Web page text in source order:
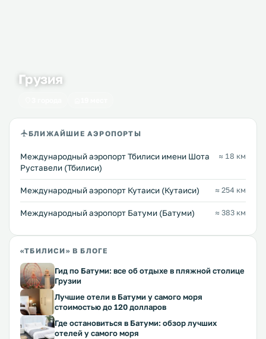
Грузия
БЛИЖАЙШИЕ АЭРОПОРТЫ
Международный аэропорт Тбилиси имени Шота
Руставели (Тбилиси)
≈ 18 км
Международный аэропорт Кутаиси (Кутаиси) ≈ 254 км
Международный аэропорт Батуми (Батуми) ≈ 383 км
«ТБИЛИСИ» В БЛОГЕ
Гид по Батуми: все об отдыхе в пляжной столице
Грузии
Лучшие отели в Батуми у самого моря
стоимостью до 120 долларов
Где остановиться в Батуми: обзор лучших
отелей у самого моря